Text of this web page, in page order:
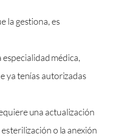
la gestiona, es
médica,
ya tenías autorizadas
una actualización
o la anexión